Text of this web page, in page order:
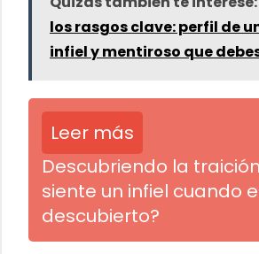
los rasgos clave: perfil de
infiel y mentiroso que
Leer más
Descubriendo la
siente un infiel cuando
descubierto?